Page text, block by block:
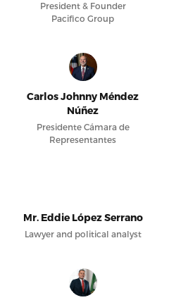
President & Founder
Pacifico Group
Carlos Johnny Méndez
Núñez
Presidente Cámara de
Representantes
Mr. Eddie López Serrano
Lawyer and political analyst